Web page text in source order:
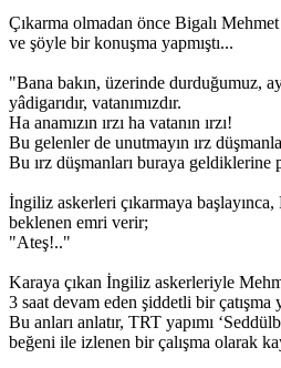
Çıkarma olmadan önce Bigalı
ve şöyle bir konuşma yapmıştı...
"Bana bakın, üzerinde durduğumuz,
yâdigarıdır, vatanımızdır.
Ha anamızın ırzı ha vatanın ırzı!
Bu gelenler de unutmayın ırz
Bu ırz düşmanları buraya geldiklerine
İngiliz askerleri çıkarmaya
beklenen emri verir;
"Ateş!.."
Karaya çıkan İngiliz askerleriyle
3 saat devam eden şiddetli bir çatışma
Bu anları anlatır, TRT yapımı
beğeni ile izlenen bir çalışma olarak